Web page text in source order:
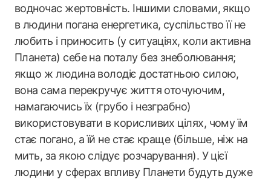
водночас жертовність. Іншими словами, якщо
в людини погана енергетика, суспільство її не
любить і приносить (у ситуаціях, коли активна
Планета) себе на поталу без знеболювання;
якщо ж людина володіє достатньою силою,
вона сама перекручує життя оточуючим,
намагаючись їх (грубо і незграбно)
використовувати в корисливих цілях, чому їм
стає погано, а їй не стає краще (більше, ніж на
мить, за якою слідує розчарування). У цієї
людини у сферах впливу Планети будуть дуже